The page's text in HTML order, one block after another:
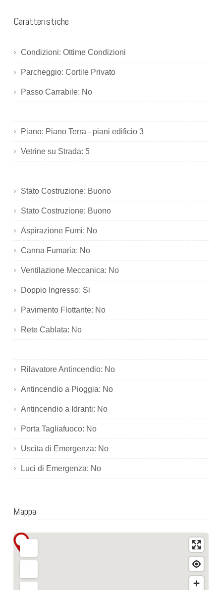
Caratteristiche
Condizioni: Ottime Condizioni
Parcheggio: Cortile Privato
Passo Carrabile: No
Piano: Piano Terra - piani edificio 3
Vetrine su Strada: 5
Stato Costruzione: Buono
Stato Costruzione: Buono
Aspirazione Fumi: No
Canna Fumaria: No
Ventilazione Meccanica: No
Doppio Ingresso: Si
Pavimento Flottante: No
Rete Cablata: No
Rilavatore Antincendio: No
Antincendio a Pioggia: No
Antincendio a Idranti: No
Porta Tagliafuoco: No
Uscita di Emergenza: No
Luci di Emergenza: No
Mappa